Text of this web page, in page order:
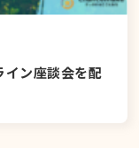
イン座談会を配